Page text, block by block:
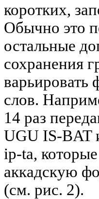
коротких,
Обычно это
остальные
сохранения
варьировать
слов.
14 раз
UGU IS-BAT
ip-ta,
аккадскую
(см. рис. 2).